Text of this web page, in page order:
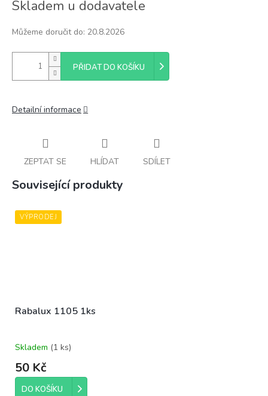
cena:
Skladem u dodavatele
Můžeme doručit do: 20.8.2026
PŘIDAT DO KOŠÍKU
Detailní informace
ZEPTAT SE HLÍDAT SDÍLET
Související produkty
VÝPRODEJ
Rabalux 1105 1ks
Skladem (1 ks)
50 Kč
DO KOŠÍKU